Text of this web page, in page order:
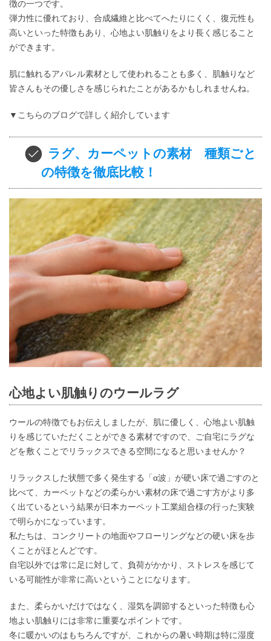
徴の一つです。
弾力性に優れており、合成繊維と比べてへたりにくく、復元性も
高いといった特徴もあり、心地よい肌触りをより長く感じること
ができます。
肌に触れるアパレル素材として使われることも多く、肌触りなど
皆さんもその優しさを感じられたことがあるかもしれませんね。
▼こちらのブログで詳しく紹介しています
ラグ、カーペットの素材 種類ごと
の特徴を徹底比較！
心地よい肌触りのウールラグ
ウールの特徴でもお伝えしましたが、肌に優しく、心地よい肌触
りを感じていただくことができる素材ですので、ご自宅にラグな
どを敷くことでリラックスできる空間になると思いませんか？
リラックスした状態で多く発生する「α波」が硬い床で過ごすのと
比べて、カーペットなどの柔らかい素材の床で過ごす方がより多
く出ているという結果が日本カーペット工業組合様の行った実験
で明らかになっています。
私たちは、コンクリートの地面やフローリングなどの硬い床を歩
くことがほとんどです。
自宅以外では常に足に対して、負荷がかかり、ストレスを感じて
いる可能性が非常に高いということになります。
また、柔らかいだけではなく、湿気を調節するといった特徴も心
地よい肌触りには非常に重要なポイントです。
冬に暖かいのはもちろんですが、これからの暑い時期は特に湿度